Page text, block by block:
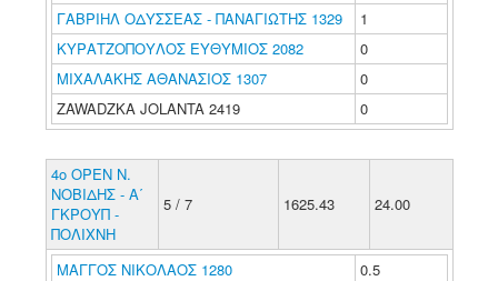
ΓΑΒΡΙΗΛ ΟΔΥΣΣΕΑΣ - ΠΑΝΑΓΙΩΤΗΣ 1329
1
ΚΥΡΑΤΖΟΠΟΥΛΟΣ ΕΥΘΥΜΙΟΣ 2082
0
ΜΙΧΑΛΑΚΗΣ ΑΘΑΝΑΣΙΟΣ 1307
0
ZAWADZKA JOLANTA 2419
0
4ο ΟΡΕΝ Ν.
ΝΟΒΙΔΗΣ - Α΄
ΓΚΡΟΥΠ -
ΠΟΛΙΧΝΗ
5 / 7 1625.43 24.00
ΜΑΓΓΟΣ ΝΙΚΟΛΑΟΣ 1280
0.5